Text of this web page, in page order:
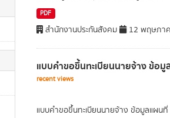
PDF
สำนักงานประกันสังคม 12 พฤษภา
แบบคำขอขึ้นทะเบียนนายจ้าง ข้อ
recent views
แบบคำขอขึ้นทะเบียนนายจ้าง ข้อมูลแผน